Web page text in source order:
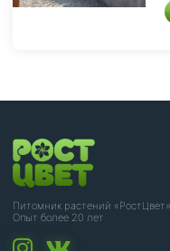
Питомник растений «РостЦвет»
Опыт более 20 лет